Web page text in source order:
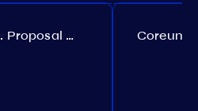
Akash governance. Proposal №308